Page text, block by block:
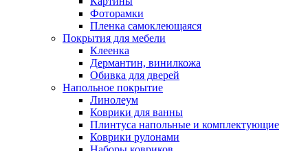
Фоторамки
Пленка самоклеющаяся
Покрытия для мебели
Клеенка
Дермантин, винилкожа
Обивка для дверей
Напольное покрытие
Линолеум
Коврики для ванны
Плинтуса напольные и комплектующие
Коврики рулонами